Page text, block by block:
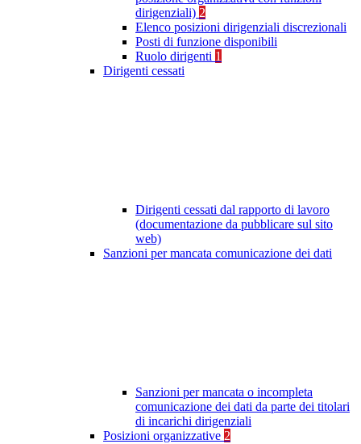
dirigenziali) 2
Elenco posizioni dirigenziali discrezionali
Posti di funzione disponibili
Ruolo dirigenti 1
Dirigenti cessati
Dirigenti cessati dal rapporto di lavoro
(documentazione da pubblicare sul sito
web)
Sanzioni per mancata comunicazione dei dati
Sanzioni per mancata o incompleta
comunicazione dei dati da parte dei titolari
di incarichi dirigenziali
Posizioni organizzative 2